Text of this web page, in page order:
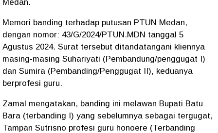
Medan.
Memori banding terhadap putusan PTUN Medan,
dengan nomor: 43/G/2024/PTUN.MDN tanggal 5
Agustus 2024. Surat tersebut ditandatangani kliennya
masing-masing Suhariyati (Pembandung/penggugat I)
dan Sumira (Pembanding/Penggugat II), keduanya
berprofesi guru.
Zamal mengatakan, banding ini melawan Bupati Batu
Bara (terbanding I) yang sebelumnya sebagai tergugat,
Tampan Sutrisno profesi guru honoere (Terbanding